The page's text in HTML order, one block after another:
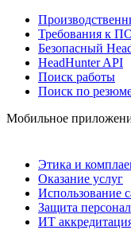
Требования к
Безопасный
HeadHunter API
Поиск работы
Поиск по
Мобильное
Этика и
Оказание услуг
Использование
Защита
ИТ